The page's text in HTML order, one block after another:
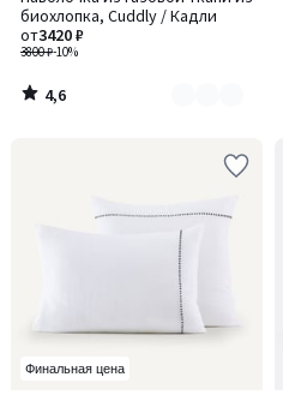
биохлопка, Cuddly / Кадли
3800 ₽-10%
от3420 ₽
2
4,6
/
Финальная цена